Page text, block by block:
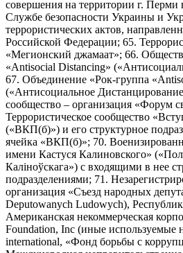
совершения на территории г. Перми
Службе безопасности Украины и
террористических актов,
Российской Федерации; 65.
«Мегионский джамаат»; 66.
«Antisocial Distancing»
67. Объединение «Рок-группа
(«Антисоциальное
сообщество – организация «Форум
Террористическое сообщество
(«ВКП(б)») и его структурное
ячейка «ВКП(б)»; 70.
имени Кастуся Калиновского»
Калiноўскага») с входящими в нее
подразделениями; 71.
организация «Съезд народных
Deputowanych Ludowych),
Американская некоммерческая
Foundation, Inc (иные используемые
international, «Фонд борьбы с